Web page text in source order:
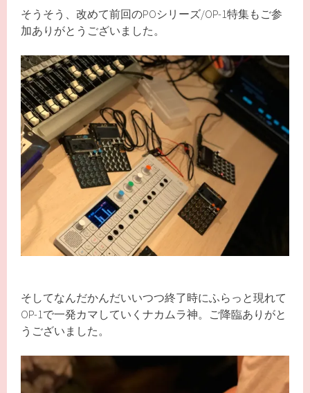
そうそう、改めて前回のPOシリーズ/OP-1特集もご参
加ありがとうございました。
そしてなんだかんだいいつつ終了時にふらっと現れて
OP-1で一発カマしていくナカムラ神。ご降臨ありがと
うございました。